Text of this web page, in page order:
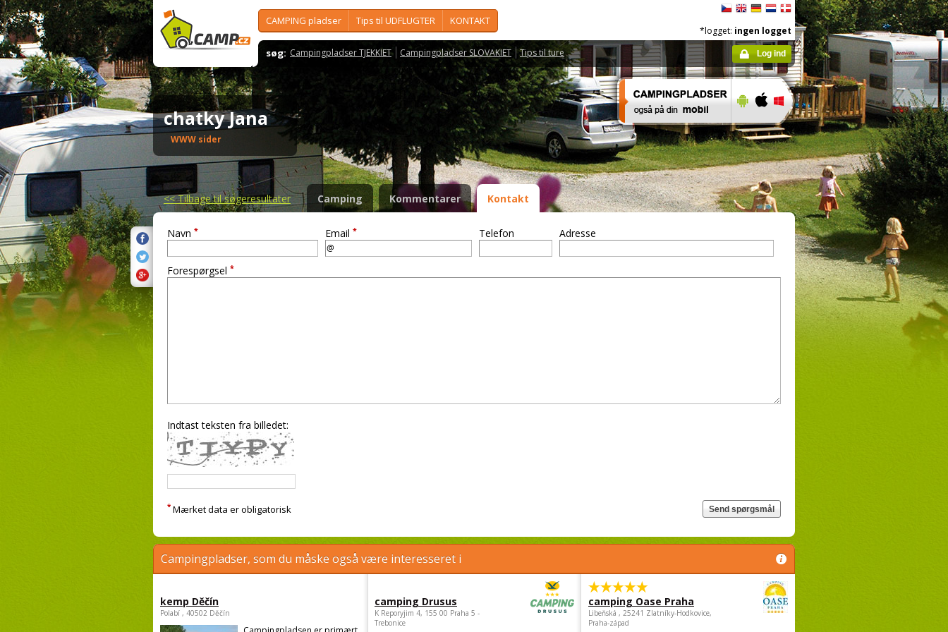
CAMPING pladser Tips til UDFLUGTER KONTAKT
søg: Campingpladser TJEKKIET Campingpladser SLOVAKIET Tips til ture
*logget: ingen logget
Log ind
chatky Jana
WWW sider
<<Tilbage til søgeresultater Camping Kommentarer Kontakt
Navn * Email * Telefon Adresse
Forespørgsel *
Indtast teksten fra billedet:
* Mærket data er obligatorisk
Campingpladser, som du måske også være interesseret i
kemp Děčín
Polabí , 40502 Děčín
camping Drusus
K Reporyjim 4, 155 00 Praha 5 -
Trebonice
camping Oase Praha
Libeňská , 25241 Zlatníky-Hodkovice,
Praha-západ